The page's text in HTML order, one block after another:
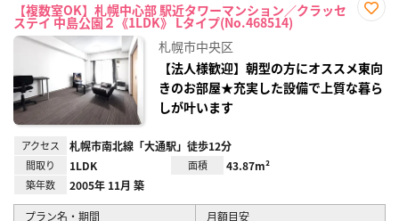
【複数室OK】札幌中心部 駅近タワーマンション／クラッセ
ステイ 中島公園２《1LDK》 Lタイプ(No.468514)
録
札幌市中央区
【法人様歓迎】朝型の方にオススメ東向
きのお部屋★充実した設備で上質な暮ら
しが叶います
アクセス 札幌市南北線「大通駅」徒歩12分
間取り 1LDK 面積 43.87m²
築年数 2005年 11月 築
プラン名・期間
月額目安